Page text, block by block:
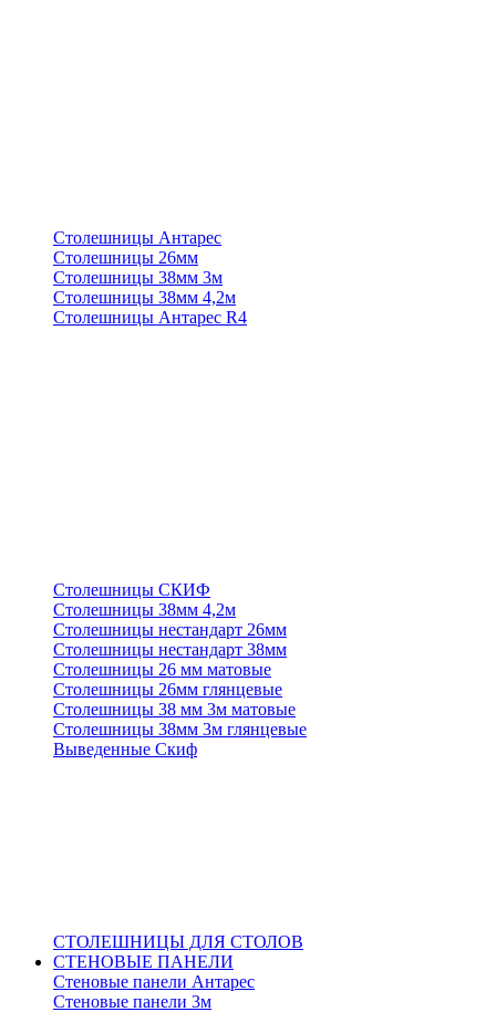
Столешницы Антарес
Столешницы 26мм
Столешницы 38мм 3м
Столешницы 38мм 4,2м
Столешницы Антарес R4
Столешницы СКИФ
Столешницы 38мм 4,2м
Столешницы нестандарт 26мм
Столешницы нестандарт 38мм
Столешницы 26 мм матовые
Столешницы 26мм глянцевые
Столешницы 38 мм 3м матовые
Столешницы 38мм 3м глянцевые
Выведенные Скиф
СТОЛЕШНИЦЫ ДЛЯ СТОЛОВ
СТЕНОВЫЕ ПАНЕЛИ
Стеновые панели Антарес
Стеновые панели 3м